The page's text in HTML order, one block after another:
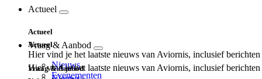
navigation
navigation
Actueel
Actueel
Hier vind je het laatste nieuws van Aviornis, inclusief
Nieuws
Evenementen
Actueel
Hier vind je het laatste nieuws van Aviornis, inclusief
Vraag & Aanbod
Vraag & Aanbod